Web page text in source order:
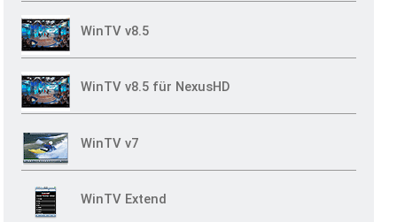
WinTV v8.5
WinTV v8.5 für NexusHD
WinTV v7
WinTV Extend